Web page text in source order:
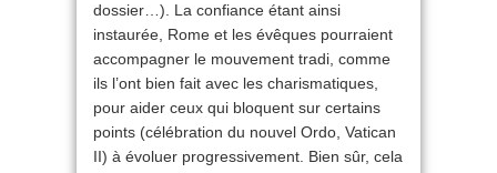
dossier…). La confiance étant ainsi
instaurée, Rome et les évêques pourraient
accompagner le mouvement tradi, comme
ils l’ont bien fait avec les charismatiques,
pour aider ceux qui bloquent sur certains
points (célébration du nouvel Ordo, Vatican
II) à évoluer progressivement. Bien sûr, cela